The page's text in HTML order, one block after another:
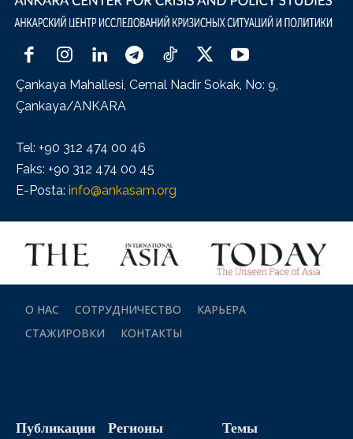
Çankaya Mahallesi, Cemal Nadir Sokak, No: 9,
Çankaya/ANKARA
Tel: +90 312 474 00 46
Faks: +90 312 474 00 45
E-Posta: info@ankasam.org
О НАС СОТРУДНИЧЕСТВО
КАРЬЕРА
СТАЖИРОВКИ
КОНТАКТЫ
Публикации Регионы Темы